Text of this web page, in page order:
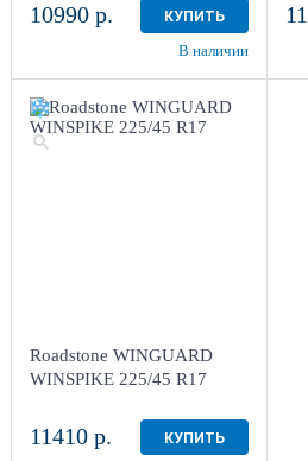
10990 р. КУПИТЬ
В наличии
Roadstone WINGUARD
WINSPIKE 225/45 R17
11410 р. КУПИТЬ